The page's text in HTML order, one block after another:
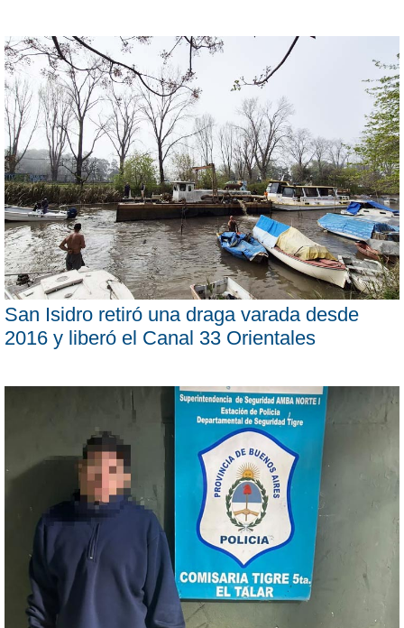
San Isidro retiró una draga varada desde
2016 y liberó el Canal 33 Orientales